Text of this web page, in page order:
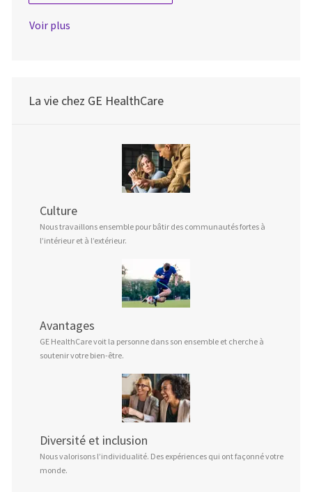
Voir plus
La vie chez GE HealthCare
Culture
Nous travaillons ensemble pour bâtir des communautés fortes à
l’intérieur et à l’extérieur.
Avantages
GE HealthCare voit la personne dans son ensemble et cherche à
soutenir votre bien-être.
Diversité et inclusion
Nous valorisons l’individualité. Des expériences qui ont façonné votre
monde.